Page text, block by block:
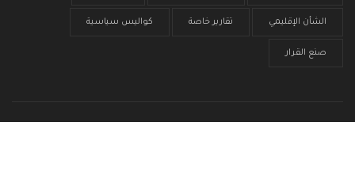
الشأن الإقليمي تقارير خاصة كواليس سياسية
صنع القرار